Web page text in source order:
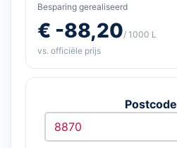
Besparing gerealiseerd
€ -88,20/ 1000 L
vs. officiële prijs
Postcode